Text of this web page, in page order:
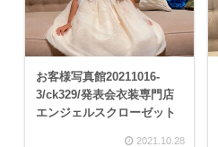
お客様写真館20211016-
3/ck329/発表会衣装専門店
エンジェルスクローゼット
2021.10.28